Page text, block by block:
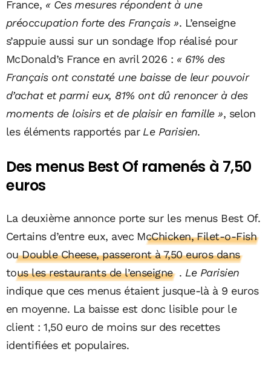
France, « Ces mesures répondent à une
préoccupation forte des Français ». L’enseigne
s’appuie aussi sur un sondage Ifop réalisé pour
McDonald’s France en avril 2026 : « 61% des
Français ont constaté une baisse de leur pouvoir
d’achat et parmi eux, 81% ont dû renoncer à des
moments de loisirs et de plaisir en famille », selon
les éléments rapportés par Le Parisien.
Des menus Best Of ramenés à 7,50
euros
La deuxième annonce porte sur les menus Best Of.
Certains d’entre eux, avec McChicken, Filet-o-Fish
ou Double Cheese, passeront à 7,50 euros dans
tous les restaurants de l’enseigne . Le Parisien
indique que ces menus étaient jusque-là à 9 euros
en moyenne. La baisse est donc lisible pour le
client : 1,50 euro de moins sur des recettes
identifiées et populaires.